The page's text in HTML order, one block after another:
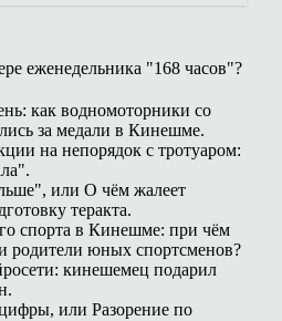
еженедельника "168 часов"?
как водномоторники со
за медали в Кинешме.
на непорядок с тротуаром:
или О чём жалеет
теракта.
спорта в Кинешме: при чём
родители юных спортсменов?
кинешемец подарил
или Разорение по